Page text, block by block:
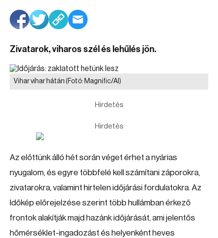
Zivatarok, viharos szél és lehűlés jön.
Vihar vihar hátán (Fotó: Magnific/AI)
Hirdetés
Hirdetés
Az előttünk álló hét során véget érhet a nyárias
nyugalom, és egyre többfelé kell számítani záporokra,
zivatarokra, valamint hirtelen időjárási fordulatokra. Az
Időkép előrejelzése szerint több hullámban érkező
frontok alakítják majd hazánk időjárását, ami jelentős
hőmérséklet-ingadozást és helyenként heves